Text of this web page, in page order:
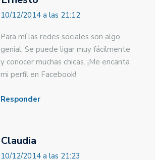
10/12/2014 a las 21:12
Para mí las redes sociales son algo
genial. Se puede ligar muy fácilmente
y conocer muchas chicas. ¡Me encanta
mi perfil en Facebook!
Responder
Claudia
10/12/2014 a las 21:23